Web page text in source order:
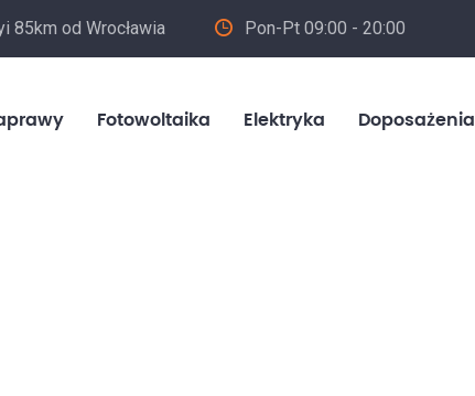
85km od Wrocławia Pon-Pt 09:00 - 20:00
Fotowoltaika Elektryka Doposażenia